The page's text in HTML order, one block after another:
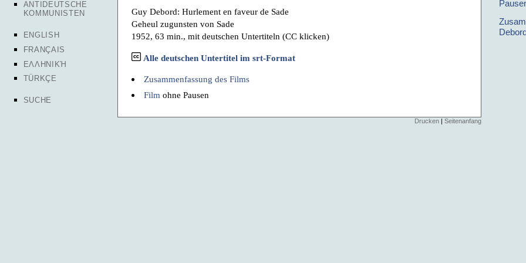
ANTIDEUTSCHE
KOMMUNISTEN
ENGLISH
FRANÇAIS
ΕΛΛΗΝΙΚΉ
TÜRKÇE
SUCHE
Guy Debord: Hurlement en faveur de Sade
Geheul zugunsten von Sade
1952, 63 min., mit deutschen Untertiteln (CC klicken)
Alle deutschen Untertitel im srt-Format
Zusammenfassung des Films
Film ohne Pausen
Drucken | Seitenanfang